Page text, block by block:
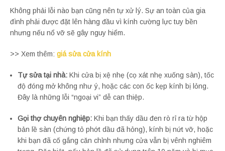
Không phải lỗi nào bạn cũng nên tự xử lý. Sự an toàn của gia
đình phải được đặt lên hàng đầu vì kính cường lực tuy bền
nhưng nếu nổ vỡ sẽ gây nguy hiểm.
>> Xem thêm: giá sửa cửa kính
Tự sửa tại nhà: Khi cửa bị xệ nhẹ (cọ xát nhẹ xuống sàn), tốc
độ đóng mở không như ý, hoặc các con ốc kẹp kính bị lỏng.
Đây là những lỗi “ngoại vi” dễ can thiệp.
Gọi thợ chuyên nghiệp: Khi bạn thấy dầu đen rò rỉ ra từ hộp
bản lề sàn (chứng tỏ phớt dầu đã hỏng), kính bị nứt vỡ, hoặc
khi bạn đã cố gắng căn chỉnh nhưng cửa vẫn bị vênh nghiêm